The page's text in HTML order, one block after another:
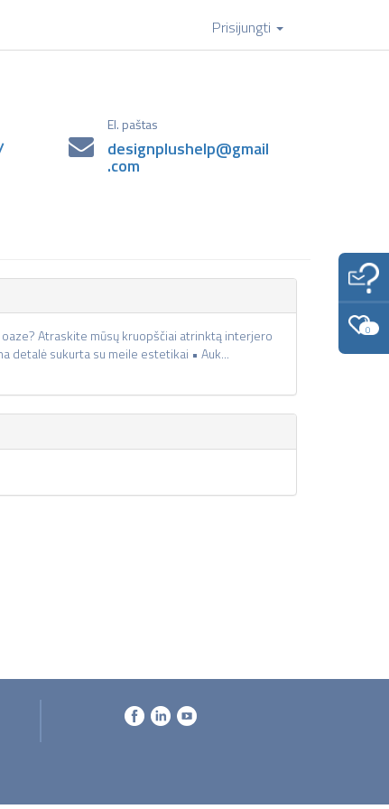
Prisijungti
El. paštas
designplushelp@gmail
.com
Atraskite mūsų kruopščiai atrinktą interjero
detalė sukurta su meile estetikai • Auk...
0